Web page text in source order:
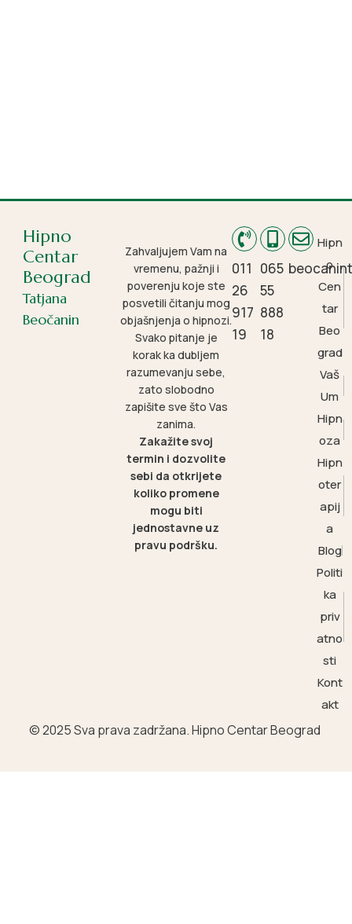
Hipno
Centar
Beograd
Tatjana
Beočanin
Zahvaljujem Vam na
vremenu, pažnji i
poverenju koje ste
posvetili čitanju mog
objašnjenja o hipnozi.
Svako pitanje je
korak ka dubljem
razumevanju sebe,
zato slobodno
zapišite sve što Vas
zanima.
Zakažite svoj
termin i dozvolite
sebi da otkrijete
koliko promene
mogu biti
jednostavne uz
pravu podršku.
011
26
917
19
065
55
888
18
Hipn
o
Cen
tar
Beo
grad
Vaš
Um
Hipn
oza
Hipn
oter
apij
a
Blog
Politi
ka
priv
atno
sti
Kont
akt
© 2025 Sva prava zadržana. Hipno Centar Beograd